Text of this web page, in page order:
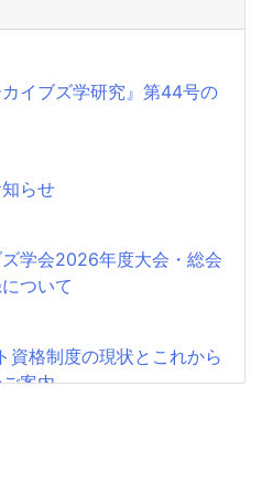
カイブズ学研究』第44号の
らせ
ズ学会2026年度大会・総会
ついて
資格制度の現状とこれから
案内